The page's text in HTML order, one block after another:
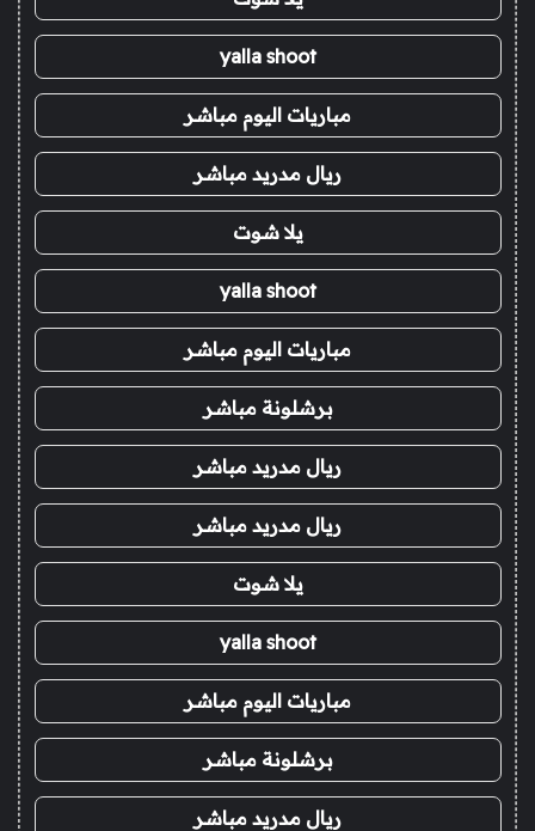
yalla shoot
مباريات اليوم مباشر
ريال مدريد مباشر
يلا شوت
yalla shoot
مباريات اليوم مباشر
برشلونة مباشر
ريال مدريد مباشر
ريال مدريد مباشر
يلا شوت
yalla shoot
مباريات اليوم مباشر
برشلونة مباشر
ريال مدريد مباشر